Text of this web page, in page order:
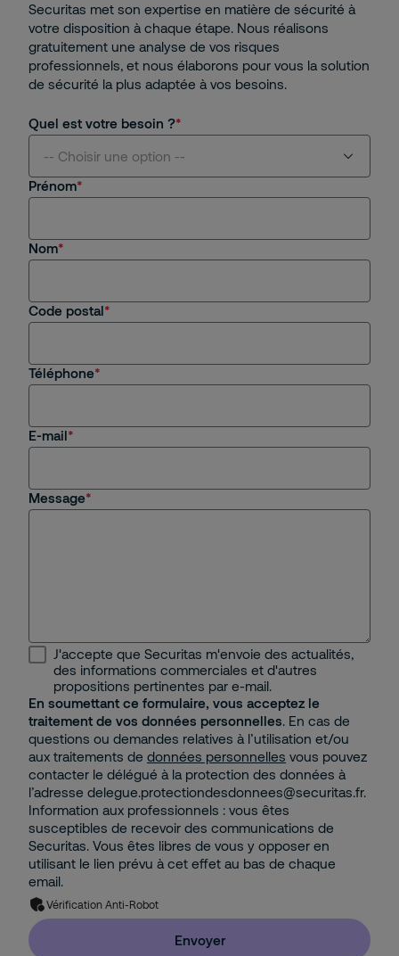
Securitas met son expertise en matière de sécurité à
votre disposition à chaque étape. Nous réalisons
gratuitement une analyse de vos risques
professionnels, et nous élaborons pour vous la solution
de sécurité la plus adaptée à vos besoins.
Quel est votre besoin ?
-- Choisir une option --
Je suis client(e) de Securitas
Prénom
Nom
Code postal
Téléphone
E-mail
Message
J'accepte que Securitas m'envoie des actualités,
des informations commerciales et d'autres
propositions pertinentes par e-mail.
En soumettant ce formulaire, vous acceptez le
traitement de vos données personnelles. En cas de
questions ou demandes relatives à l’utilisation et/ou
aux traitements de données personnelles vous pouvez
contacter le délégué à la protection des données à
l’adresse delegue.protectiondesdonnees@securitas.fr.
Information aux professionnels : vous êtes
susceptibles de recevoir des communications de
Securitas. Vous êtes libres de vous y opposer en
utilisant le lien prévu à cet effet au bas de chaque
email.
Vérification Anti-Robot
Envoyer